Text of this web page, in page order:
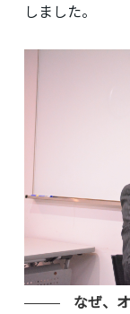
しました。
なぜ、